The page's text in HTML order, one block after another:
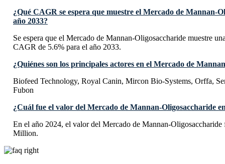
¿Qué CAGR se espera que muestre el Mercado de Mannan-
año 2033?
Se espera que el Mercado de Mannan-Oligosaccharide muestre
CAGR de 5.6% para el año 2033.
¿Quiénes son los principales actores en el Mercado de
Biofeed Technology, Royal Canin, Mircon Bio-Systems, Orffa,
Fubon
¿Cuál fue el valor del Mercado de Mannan-Oligosaccharide
En el año 2024, el valor del Mercado de Mannan-
Million.